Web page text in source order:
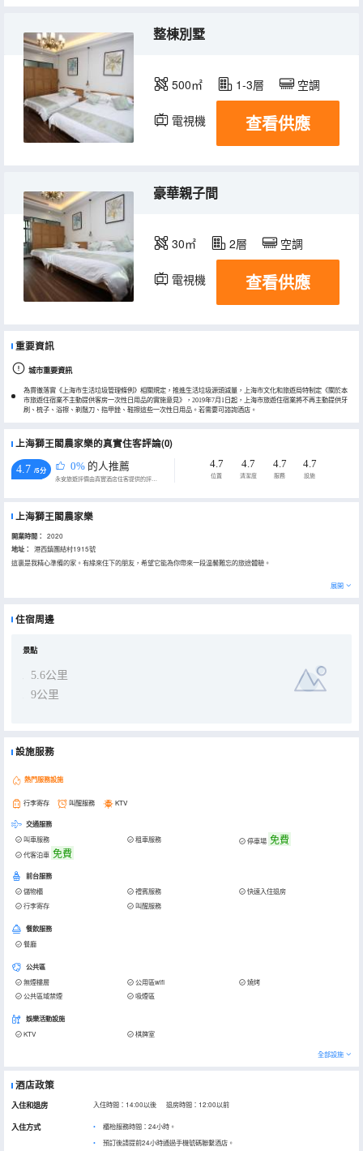
整棟別墅
500㎡ 1-3層 空調
電視機 查看供應
豪華親子間
30㎡ 2層 空調
電視機 查看供應
重要資訊
城市重要資訊
為貫徹落實《上海市生活垃圾管理條例》相關規定，推進生活垃圾源頭減量，上海市文化和旅遊局特制定《關於本
市旅遊住宿業不主動提供客房一次性日用品的實施意見》，2019年7月1日起，上海市旅遊住宿業將不再主動提供牙
刷、梳子、浴擦、剃鬚刀、指甲銼、鞋擦這些一次性日用品。若需要可諮詢酒店。
上海獅王閣農家樂的真實住客評論(0)
4.7 /5分 0% 的人推薦
永安旅遊評價由真實酒店住客提供的評價。
4.7
位置
4.7
清潔度
4.7
服務
4.7
設施
上海獅王閣農家樂
開業時間： 2020
地址：
港西鎮團結村1915號
這裏是我精心準備的家。有緣來住下的朋友，希望它能為你帶來一段温馨難忘的旅途體驗。
展開
住宿周邊
景點
5.6公里
9公里
設施服務
熱門服務設施
行李寄存 叫醒服務 KTV
交通服務
叫車服務 租車服務 停車場 免費
代客泊車 免費
前台服務
儲物櫃 禮賓服務
快速入住退房
行李寄存
叫醒服務
餐飲服務
餐廳
公共區
無煙樓層 公用區wifi
燒烤
公共區域禁煙
吸煙區
娛樂活動設施
KTV 棋牌室
全部設施
酒店政策
入住和退房 入住時間：14:00以後 退房時間：12:00以前
入住方式
櫃枱服務時間：24小時。
預訂後請提前24小時通過手機號碼聯繫酒店。